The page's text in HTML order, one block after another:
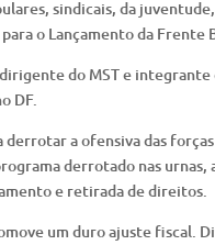
sindicais, da
o Lançamento da Frente
do MST e integrante
DF.
a ofensiva das
derrotado nas
e retirada de direitos.
um duro ajuste fiscal.